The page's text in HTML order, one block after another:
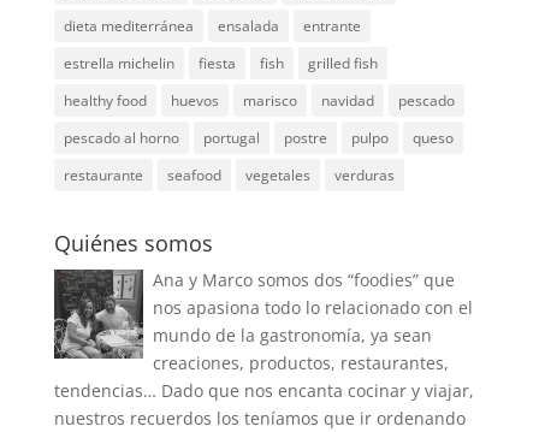
dieta mediterránea
ensalada
entrante
estrella michelin
fiesta fish
grilled fish
healthy food
huevos marisco navidad
pescado
pescado al horno
portugal postre pulpo
queso
restaurante
seafood vegetales verduras
Quiénes somos
Ana y Marco somos dos “foodies” que
nos apasiona todo lo relacionado con el
mundo de la gastronomía, ya sean
creaciones, productos, restaurantes,
tendencias… Dado que nos encanta cocinar y viajar,
nuestros recuerdos los teníamos que ir ordenando